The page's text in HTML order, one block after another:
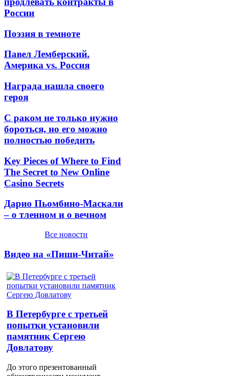
России
Поэзия в темноте
Павел Лемберский.
Америка vs. Россия
Награда нашла своего
героя
С раком не только нужно
бороться, но его можно
полностью победить
Key Pieces of Where to Find
The Secret to New Online
Casino Secrets
Дарио Пьомбино-Маскали
– о тленном и о вечном
Все новости
Видео на «Пиши-Читай»
В Петербурге с третьей
попытки установили
памятник Сергею
Довлатову
До этого презентованный